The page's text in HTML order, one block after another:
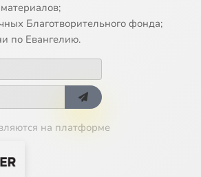
Благотворительного фонда;
по Евангелию.
на платформе